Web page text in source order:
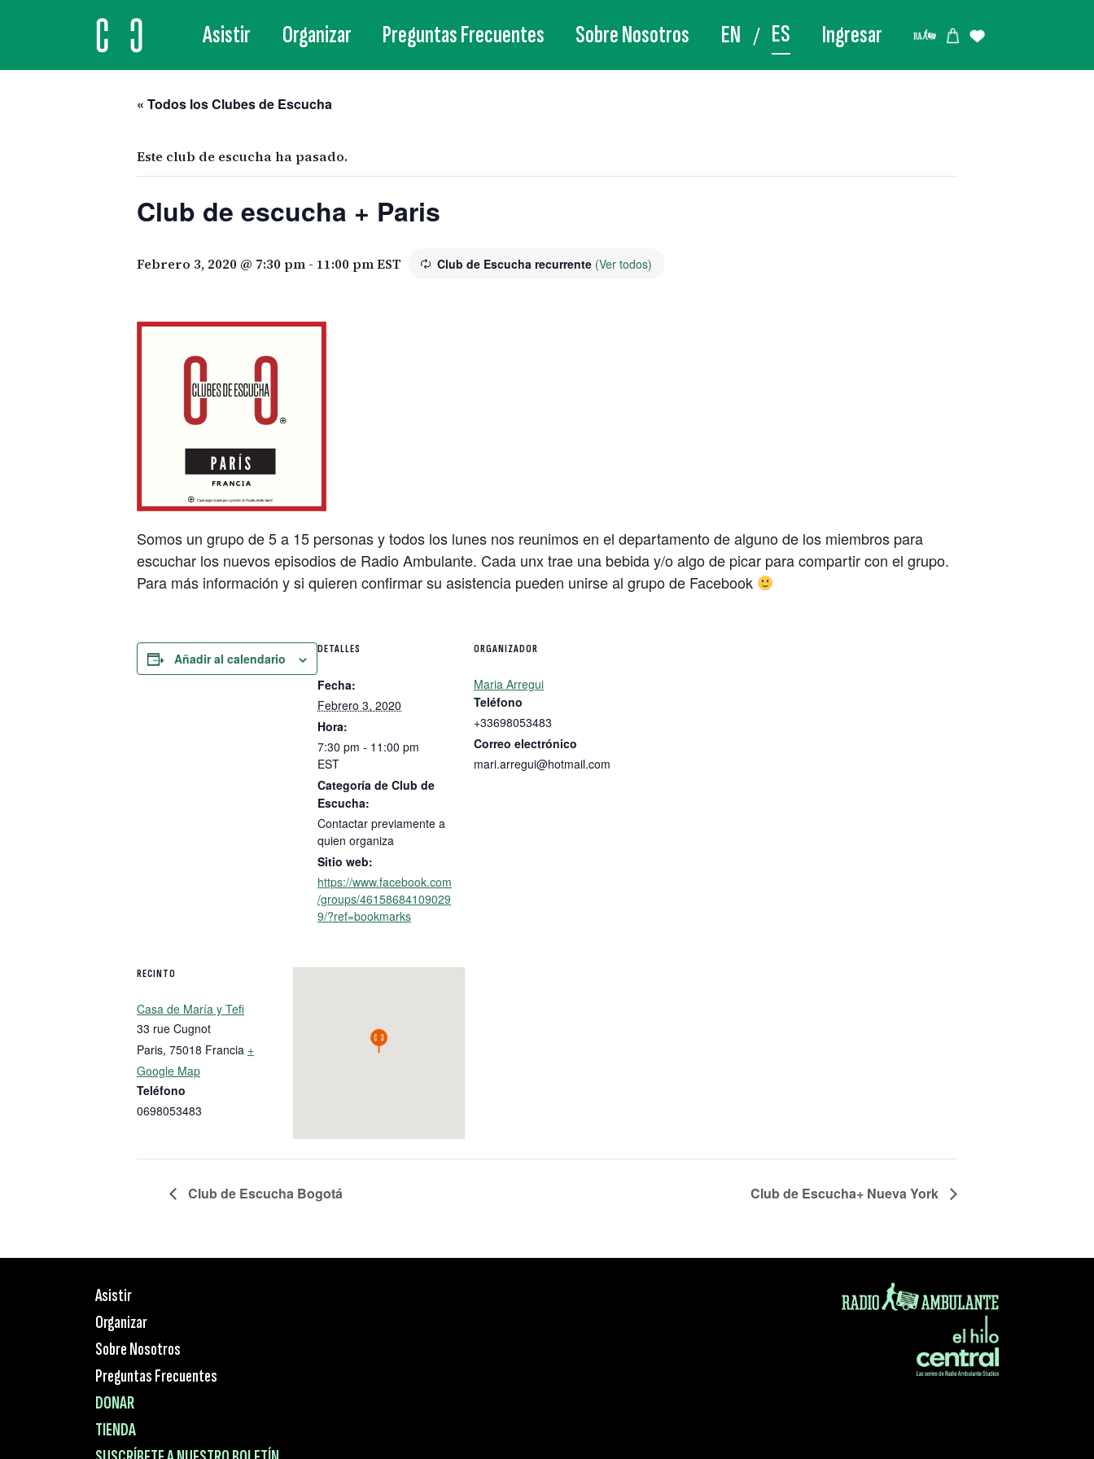
MAIN NAVIGATION
Asistir Organizar Preguntas Frecuentes Sobre Nosotros EN ES Ingresar
« Todos los Clubes de Escucha
Este club de escucha ha pasado.
Club de escucha + Paris
Febrero 3, 2020 @ 7:30 pm - 11:00 pmEST Club de Escucha recurrente (Ver todos)
Somos un grupo de 5 a 15 personas y todos los lunes nos reunimos en el departamento de alguno de los miembros para
escuchar los nuevos episodios de Radio Ambulante. Cada unx trae una bebida y/o algo de picar para compartir con el grupo.
Para más información y si quieren confirmar su asistencia pueden unirse al grupo de Facebook
Añadir al calendario
DETALLES
Fecha:
Febrero 3, 2020
Hora:
7:30 pm - 11:00 pm
EST
Categoría de Club de
Escucha:
Contactar previamente a
quien organiza
Sitio web:
https://www.facebook.com
/groups/46158684109029
9/?ref=bookmarks
ORGANIZADOR
Maria Arregui
Teléfono
+33698053483
Correo electrónico
mari.arregui@hotmail.com
RECINTO
Casa de María y Tefi
33 rue Cugnot
Paris, 75018 Francia +
Google Map
Teléfono
0698053483
Club de Escucha Bogotá Club de Escucha+ Nueva York
Asistir
Organizar
Sobre Nosotros
Preguntas Frecuentes
DONAR
TIENDA